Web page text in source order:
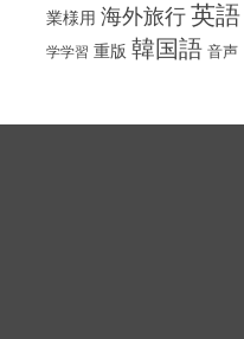
業様用 海外旅行英語
学学習 重版 韓国語 音声